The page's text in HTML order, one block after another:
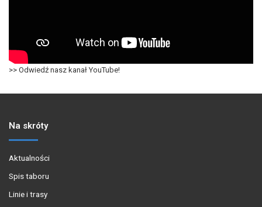
>> Odwiedź nasz kanał YouTube!
Na skróty
Aktualności
Spis taboru
Linie i trasy